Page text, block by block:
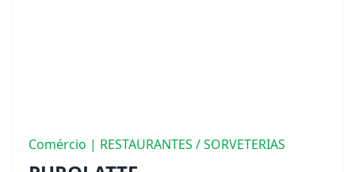
Comércio | RESTAURANTES / SORVETERIAS